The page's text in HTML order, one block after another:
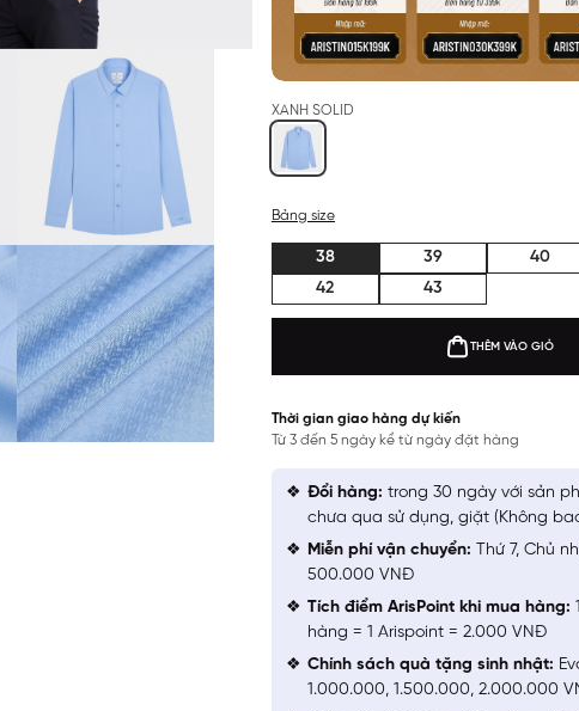
XANH SOLID
Bảng size
38 39 40
42
43
THÊM VÀO GIỎ
Thời gian giao hàng dự kiến
Từ 3 đến 5 ngày kể từ ngày đặt hàng
Đổi hàng: trong 30 ngày với sản
chưa qua sử dụng, giặt (Không
Miễn phí vận chuyển: Thứ 7, Chủ
500.000 VNĐ
Tích điểm ArisPoint khi mua hàng:
hàng = 1 Arispoint = 2.000 VNĐ
Chính sách quà tặng sinh nhật:
1.000.000, 1.500.000, 2.000.000